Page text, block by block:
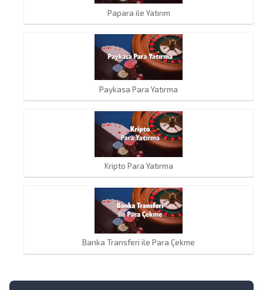
Papara ile Yatırım
Paykasa Para Yatırma
Kripto Para Yatırma
Banka Transferi ile Para Çekme